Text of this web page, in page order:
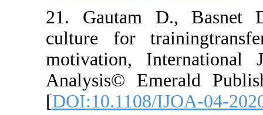
21. Gautam
culture for
motivation,
Analysis©
[DOI:10.1108/